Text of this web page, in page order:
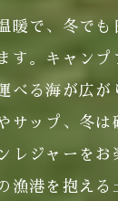
暖で、冬でも
す。キャンプ
べる海が広が
サップ、冬は
レジャーをお
漁港を抱える